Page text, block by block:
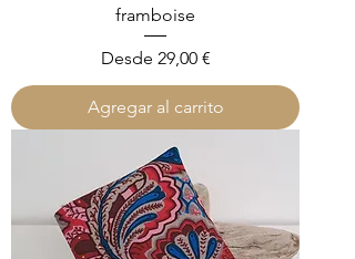
framboise
Desde 29,00 €
Precio de oferta
Agregar al carrito